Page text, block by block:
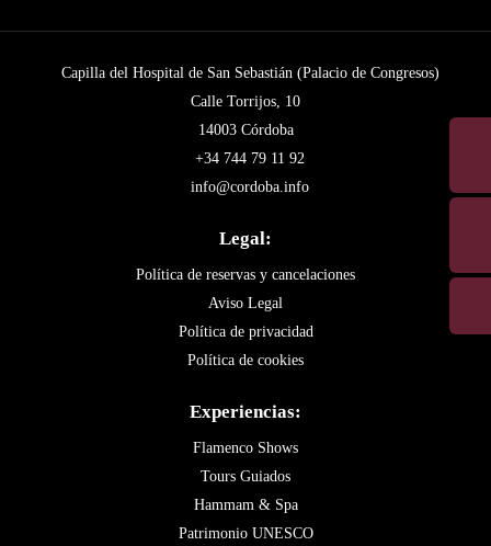
Capilla del Hospital de San Sebastián (Palacio de Congresos)
Calle Torrijos, 10
14003 Córdoba
+34 744 79 11 92
info@cordoba.info
Legal:
Política de reservas y cancelaciones
Aviso Legal
Política de privacidad
Política de cookies
Experiencias:
Flamenco Shows
Tours Guiados
Hammam & Spa
Patrimonio UNESCO